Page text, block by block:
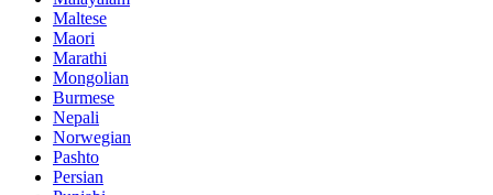
Maltese
Maori
Marathi
Mongolian
Burmese
Nepali
Norwegian
Pashto
Persian